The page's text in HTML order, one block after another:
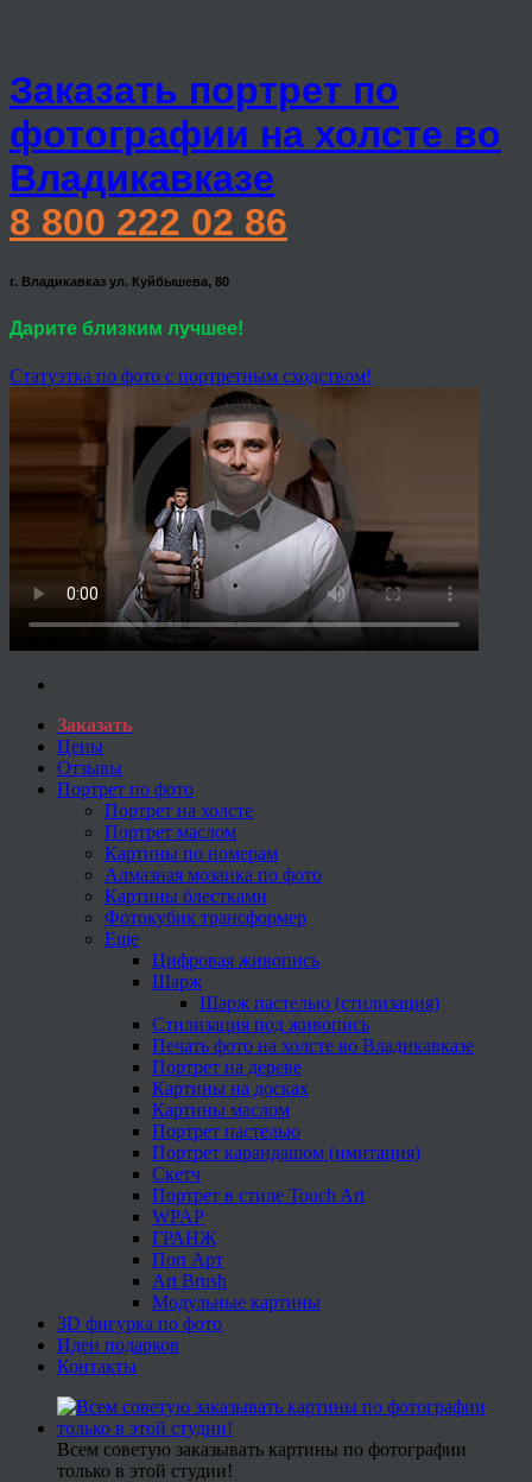
Заказать портрет по
фотографии на холсте во
Владикавказе
8 800 222 02 86
г. Владикавказ ул. Куйбышева, 80
Дарите близким лучшее!
Статуэтка по фото с портретным сходством!
Заказать
Цены
Отзывы
Портрет по фото
Портрет на холсте
Портрет маслом
Картины по номерам
Алмазная мозаика по фото
Картины блестками
Фотокубик трансформер
Еще
Цифровая живопись
Шарж
Шарж пастелью (стилизация)
Стилизация под живопись
Печать фото на холсте во Владикавказе
Портрет на дереве
Картины на досках
Картины маслом
Портрет пастелью
Портрет карандашом (имитация)
Скетч
Портрет в стиле Touch Art
WPAP
ГРАНЖ
Поп Арт
Art Brush
Модульные картины
3D фигурка по фото
Идеи подарков
Контакты
Всем советую заказывать картины по фотографии
только в этой студии!